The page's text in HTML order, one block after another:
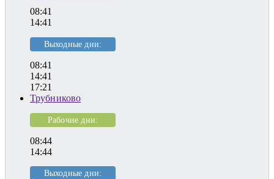
08:41
14:41
Выходные дни:
08:41
14:41
17:21
Трубниково
Рабочие дни:
08:44
14:44
Выходные дни: